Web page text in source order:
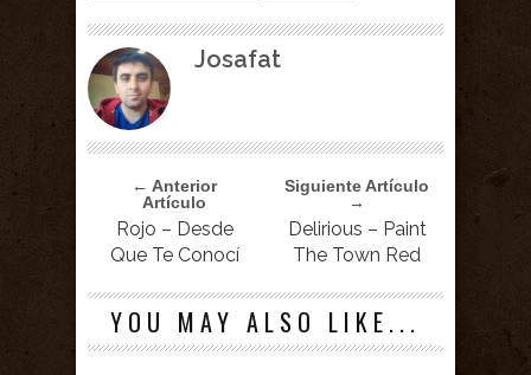
Josafat
← Anterior
Artículo
Rojo – Desde
Que Te Conocí
Siguiente Artículo
→
Delirious – Paint
The Town Red
YOU MAY ALSO LIKE...